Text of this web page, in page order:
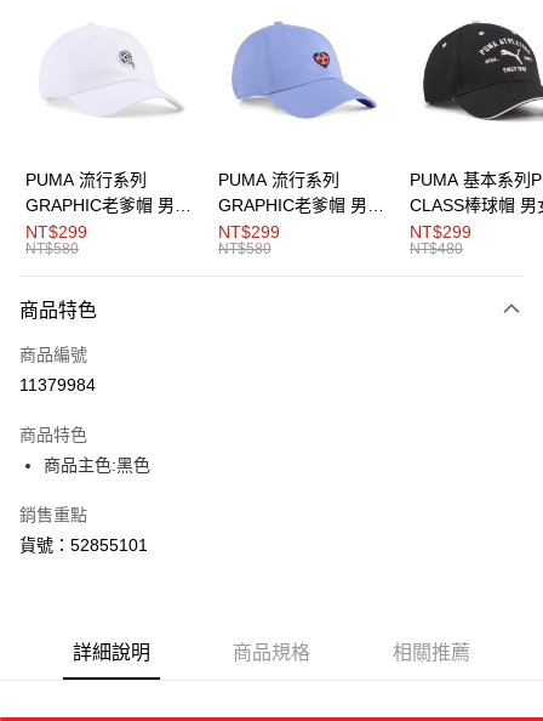
Apple Pay
Google Pay
貨到付款
付款後全家取貨
每筆NT$100，滿NT$1,800(含以上)免運費
付款後7-11取貨
每筆NT$100，滿NT$1,800(含以上)免運費
宅配(離島恕不配送)
宅配貨到付款(離島恕不配送)
PUMA 流行系列
GRAPHIC老爹帽 男女
共同
NT$299
NT$580
PUMA 流行系列
GRAPHIC老爹帽 男女
共同
NT$299
NT$580
PUMA 基本系列
CLASS棒球帽 男
同
NT$299
NT$480
商品特色
商品編號
11379984
商品特色
商品主色:黑色
銷售重點
貨號：52855101
詳細說明 商品規格 相關推薦